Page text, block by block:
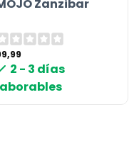
Zanzibar
2 - 3 días